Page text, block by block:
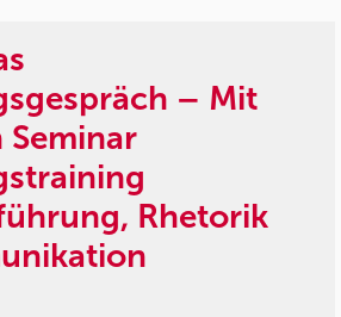
– Mit
Seminar
Rhetorik